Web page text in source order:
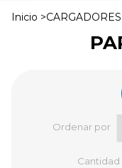
Inicio >CARGADORES
Ordenar por